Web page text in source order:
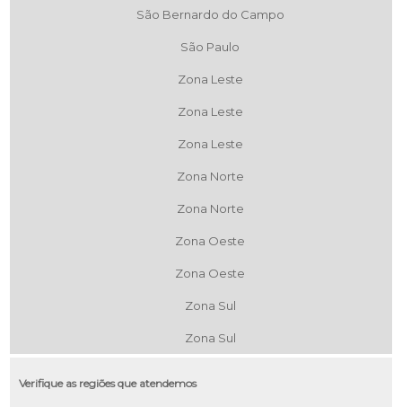
São Bernardo do Campo
São Paulo
Zona Leste
Zona Leste
Zona Leste
Zona Norte
Zona Norte
Zona Oeste
Zona Oeste
Zona Sul
Zona Sul
Verifique as regiões que atendemos